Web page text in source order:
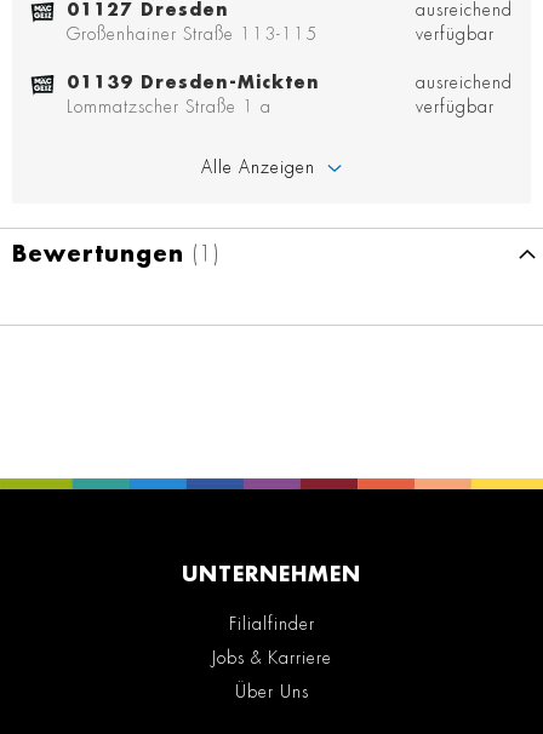
01127 Dresden
Großenhainer Straße 113-115
ausreichend
verfügbar
01139 Dresden-Mickten
Lommatzscher Straße 1 a
ausreichend
verfügbar
Alle Anzeigen
Bewertungen
UNTERNEHMEN
Filialfinder
Jobs & Karriere
Über Uns